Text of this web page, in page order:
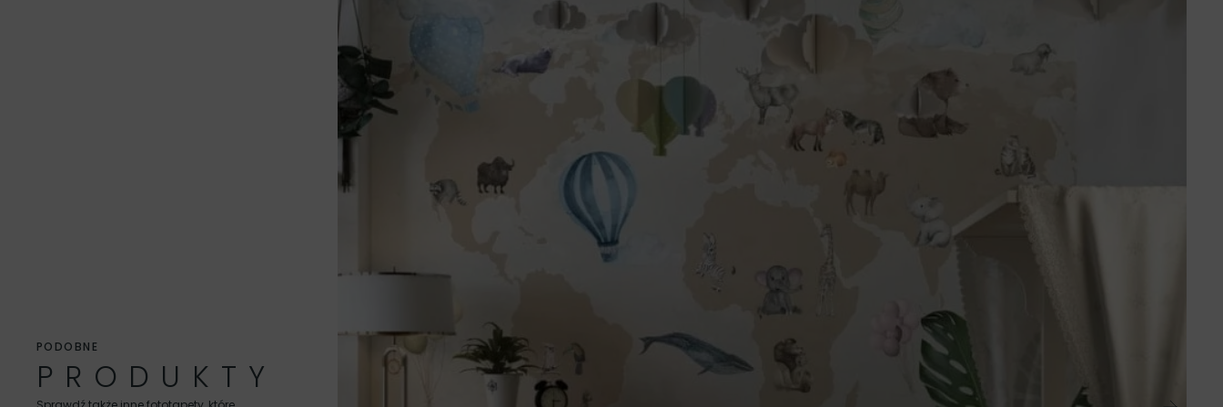
0.7 m², 100 x 70 cm, Bryty: 1 x 100 cm
Kreator kadrowania ukazuje tylko proponowaną ilość brytów. Jeśli potrzebujesz
konkretną szerokość brytu to zapisz taką informację w uwagach dla sprzedającego.
PODOBNE
PRODUKTY